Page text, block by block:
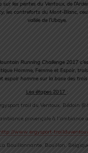
sur les pentes du Ventoux, de
les contreforts du Mont-Blanc,
vallée de l’Ubaye.
Running Challenge 2017
Homme, Femme et Espoir,
espoir homme sur la base des
Les étapes 2017 :
trail du Ventoux, Bédoin
provençale à l’ambiance
www.ergysport-trailduve
Bouillonnante, Bouillon,